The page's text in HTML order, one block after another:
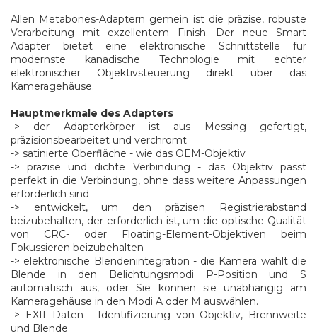
Allen Metabones-Adaptern gemein ist die präzise, robuste
Verarbeitung mit exzellentem Finish. Der neue Smart
Adapter bietet eine elektronische Schnittstelle für
modernste kanadische Technologie mit echter
elektronischer Objektivsteuerung direkt über das
Kameragehäuse.
Hauptmerkmale des Adapters
-> der Adapterkörper ist aus Messing gefertigt,
präzisionsbearbeitet und verchromt
-> satinierte Oberfläche - wie das OEM-Objektiv
-> präzise und dichte Verbindung - das Objektiv passt
perfekt in die Verbindung, ohne dass weitere Anpassungen
erforderlich sind
-> entwickelt, um den präzisen Registrierabstand
beizubehalten, der erforderlich ist, um die optische Qualität
von CRC- oder Floating-Element-Objektiven beim
Fokussieren beizubehalten
-> elektronische Blendenintegration - die Kamera wählt die
Blende in den Belichtungsmodi P-Position und S
automatisch aus, oder Sie können sie unabhängig am
Kameragehäuse in den Modi A oder M auswählen.
-> EXIF-Daten - Identifizierung von Objektiv, Brennweite
und Blende